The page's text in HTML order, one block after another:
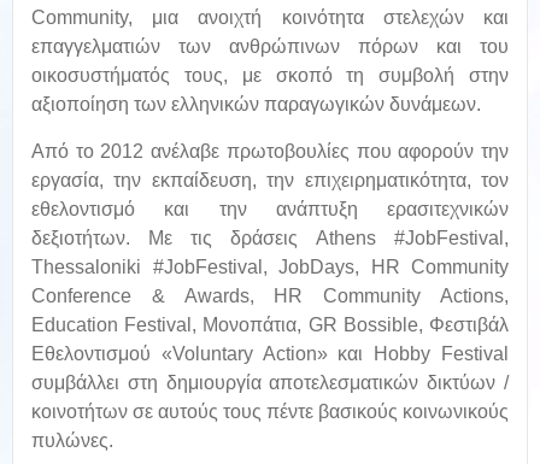
Community, μια ανοιχτή κοινότητα στελεχών και
επαγγελματιών των ανθρώπινων πόρων και του
οικοσυστήματός τους, με σκοπό τη συμβολή στην
αξιοποίηση των ελληνικών παραγωγικών δυνάμεων.
Από το 2012 ανέλαβε πρωτοβουλίες που αφορούν την
εργασία, την εκπαίδευση, την επιχειρηματικότητα, τον
εθελοντισμό και την ανάπτυξη ερασιτεχνικών
δεξιοτήτων. Με τις δράσεις Athens #JobFestival,
Thessaloniki #JobFestival, JobDays, HR Community
Conference & Awards, HR Community Actions,
Εducation Festival, Μονοπάτια, GR Bossible, Φεστιβάλ
Εθελοντισμού «Voluntary Action» και Hobby Festival
συμβάλλει στη δημιουργία αποτελεσματικών δικτύων /
κοινοτήτων σε αυτούς τους πέντε βασικούς κοινωνικούς
πυλώνες.